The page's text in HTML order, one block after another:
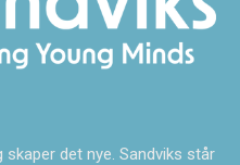
det nye. Sandviks står